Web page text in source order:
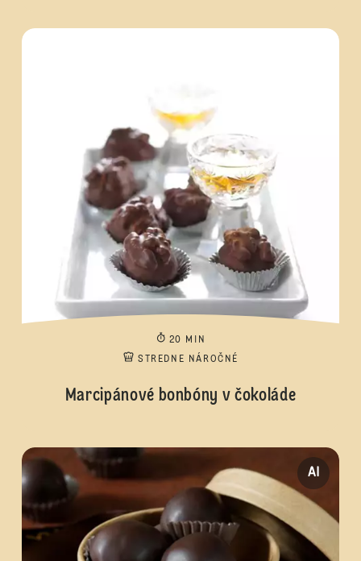
20 MIN
STREDNE NÁROČNÉ
Marcipánové bonbóny v čokoláde
AI